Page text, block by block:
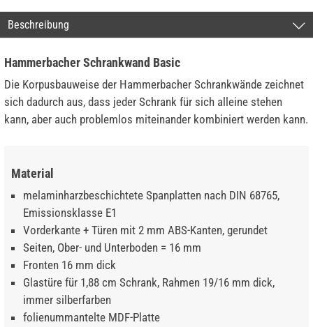
Beschreibung
Hammerbacher Schrankwand Basic
Die Korpusbauweise der Hammerbacher Schrankwände zeichnet
sich dadurch aus, dass jeder Schrank für sich alleine stehen
kann, aber auch problemlos miteinander kombiniert werden kann.
Material
melaminharzbeschichtete Spanplatten nach DIN 68765,
Emissionsklasse E1
Vorderkante + Türen mit 2 mm ABS-Kanten, gerundet
Seiten, Ober- und Unterboden = 16 mm
Fronten 16 mm dick
Glastüre für 1,88 cm Schrank, Rahmen 19/16 mm dick,
immer silberfarben
folienummantelte MDF-Platte